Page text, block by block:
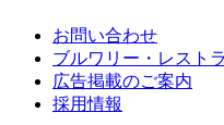
お問い合わせ
ブルワリー・レスト
広告掲載のご案内
採用情報